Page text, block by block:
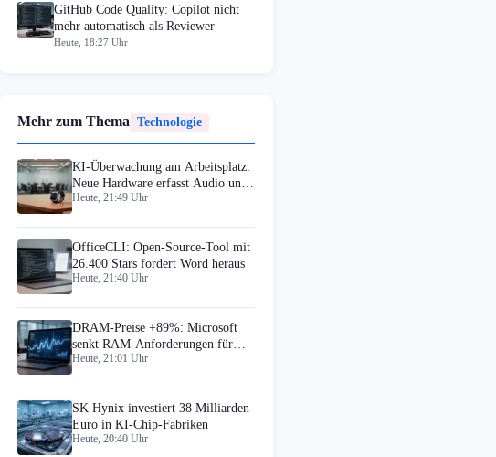
GitHub Code Quality: Copilot nicht
mehr automatisch als Reviewer
Heute, 18:27 Uhr
Mehr zum Thema Technologie
KI-Überwachung am Arbeitsplatz:
Neue Hardware erfasst Audio und
Video
Heute, 21:49 Uhr
OfficeCLI: Open-Source-Tool mit
26.400 Stars fordert Word heraus
Heute, 21:40 Uhr
DRAM-Preise +89%: Microsoft
senkt RAM-Anforderungen für
Windows 11
Heute, 21:01 Uhr
SK Hynix investiert 38 Milliarden
Euro in KI-Chip-Fabriken
Heute, 20:40 Uhr